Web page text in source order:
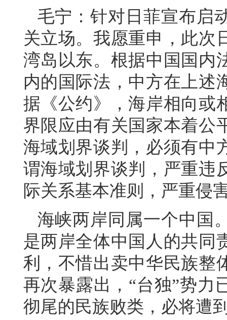
毛宁：针对日菲宣布启
关立场。我愿重申，此次
湾岛以东。根据中国国内
内的国际法，中方在上述
据《公约》，海岸相向或
界限应由有关国家本着公
海域划界谈判，必须有中
谓海域划界谈判，严重违
际关系基本准则，严重侵
海峡两岸同属一个中国
是两岸全体中国人的共同
利，不惜出卖中华民族整
再次暴露出，“台独”势力
彻尾的民族败类，必将遭